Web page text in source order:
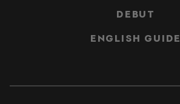
DEBUT
ENGLISH GUIDE